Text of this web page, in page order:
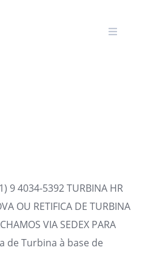
9 4034-5392 TURBINA HR
OU RETIFICA DE TURBINA
VIA SEDEX PARA
de Turbina à base de